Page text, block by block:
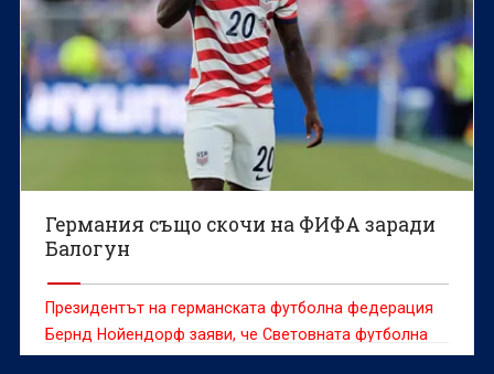
Германия също скочи на ФИФА заради
Балогун
Президентът на германската футболна федерация
Бернд Нойендорф заяви, че Световната футболна
централа (ФИФА) трябва да даде обяснения за